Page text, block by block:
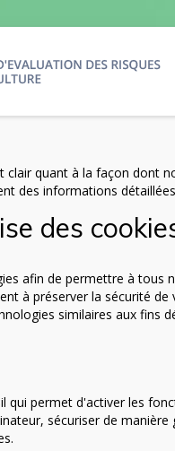
quant à la façon dont
des informations
des
afin de permettre à tous
à préserver la sécurité
similaires aux fins
permet d'activer les
sécuriser de